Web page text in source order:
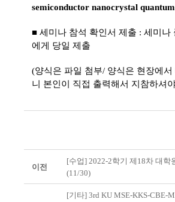
semiconductor nanocrystal
■ 세미나 참석 확인서 제출 : 세미나
에게 당일 제출
(양식은 파일 첨부/ 양식은 현장에서
니 본인이 직접 출력해서 지참하셔
이전
[수업] 2022-2학기 제18차 대학
(11/30)
[기타] 3rd KU MSE-KKS-CBE-